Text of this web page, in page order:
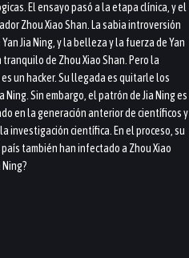
El ensayo pasó a la etapa clínica, y el
Zhou Xiao Shan. La sabia introversión
Jia Ning, y la belleza y la fuerza de Yan
de Zhou Xiao Shan. Pero la
un hacker. Su llegada es quitarle los
Sin embargo, el patrón de Jia Ning es
en la generación anterior de científicos y
investigación científica. En el proceso, su
también han infectado a Zhou Xiao
Ning?